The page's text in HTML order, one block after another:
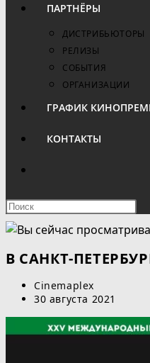
ПАРТНЁРЫ
ДИСТРИБЬЮТОРЫ
РЕЛИЗЫ
СОБЫТИЯ
ОРГАНИЗАЦИИ
ГРАФИК
КОНТАКТЫ
ПОИСК
ПО
ВЕБ-
САЙТУ
В САНКТ-
Автор
записи:
Cinemaplex
Запись
30 августа 2021